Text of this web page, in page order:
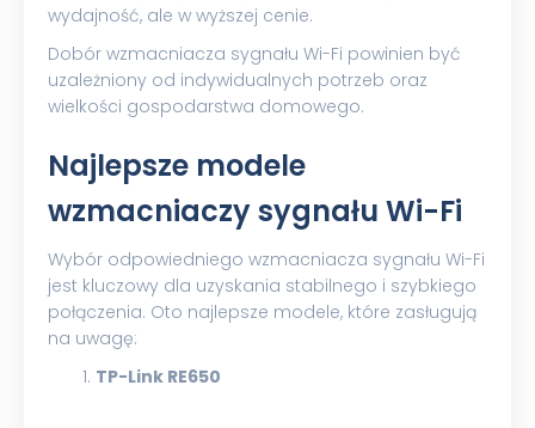
wydajność, ale w wyższej cenie.
Dobór wzmacniacza sygnału Wi-Fi powinien być
uzależniony od indywidualnych potrzeb oraz
wielkości gospodarstwa domowego.
Najlepsze modele
wzmacniaczy sygnału Wi-Fi
Wybór odpowiedniego wzmacniacza sygnału Wi-Fi
jest kluczowy dla uzyskania stabilnego i szybkiego
połączenia. Oto najlepsze modele, które zasługują
na uwagę:
TP-Link RE650